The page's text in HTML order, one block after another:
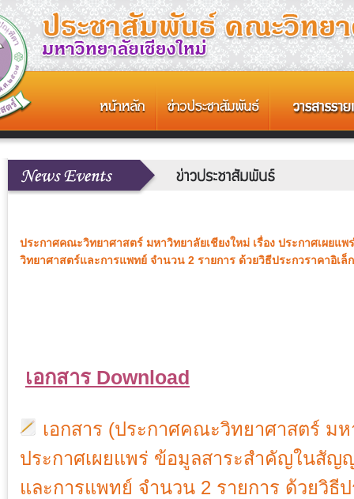
ประกาศคณะวิทยาศาสตร์ มหาวิทยาลัยเชียงใหม่ เรื่อง ประกาศเผ
วิทยาศาสตร์และการแพทย์ จำนวน 2 รายการ ด้วยวิธีประกวราคาอิเ
เอกสาร Download
เอกสาร (ประกาศคณะวิทยาศาสตร์ มห
ประกาศเผยแพร่ ข้อมูลสาระสำคัญในสั
และการแพทย์ จำนวน 2 รายการ ด้วยวิธี